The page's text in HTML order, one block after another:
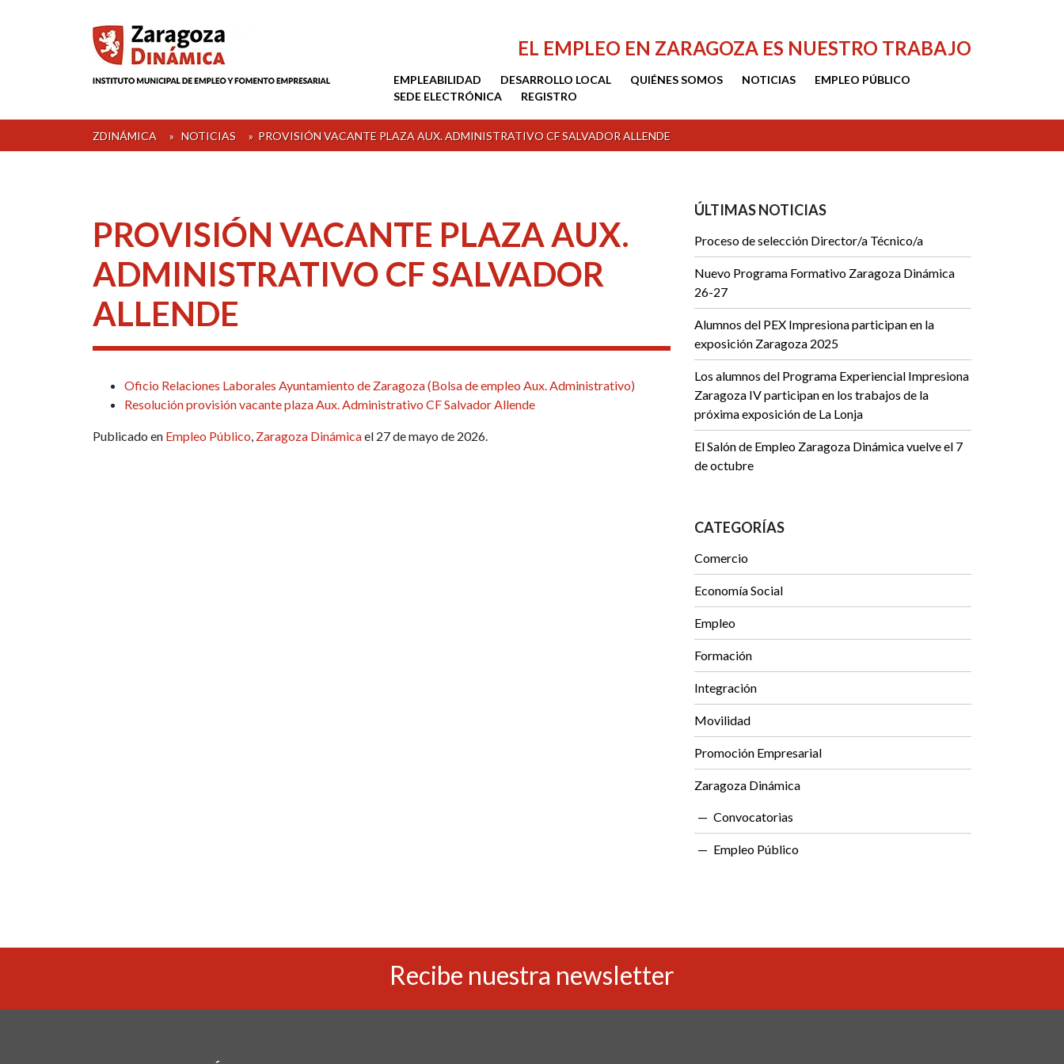
EL EMPLEO EN ZARAGOZA ES NUESTRO TRABAJO
EMPLEABILIDAD DESARROLLO LOCAL QUIÉNES SOMOS NOTICIAS
EMPLEO PÚBLICO
SEDE ELECTRÓNICA
REGISTRO
ZDINÁMICA » NOTICIAS » PROVISIÓN VACANTE PLAZA AUX. ADMINISTRATIVO CF SALVADOR ALLENDE
PROVISIÓN VACANTE PLAZA AUX.
ADMINISTRATIVO CF SALVADOR
ALLENDE
Oficio Relaciones Laborales Ayuntamiento de Zaragoza (Bolsa de empleo Aux. Administrativo)
Resolución provisión vacante plaza Aux. Administrativo CF Salvador Allende
Publicado en Empleo Público Zaragoza Dinámicael 27 de mayo de 2026.
ÚLTIMAS NOTICIAS
Proceso de selección Director/a Técnico/a
Nuevo Programa Formativo Zaragoza Dinámica
26-27
Alumnos del PEX Impresiona participan en la
exposición Zaragoza 2025
Los alumnos del Programa Experiencial Impresiona
Zaragoza IV participan en los trabajos de la
próxima exposición de La Lonja
El Salón de Empleo Zaragoza Dinámica vuelve el 7
de octubre
CATEGORÍAS
Comercio
Economía Social
Empleo
Formación
Integración
Movilidad
Promoción Empresarial
Zaragoza Dinámica
Convocatorias
Empleo Público
Recibe nuestra newsletter